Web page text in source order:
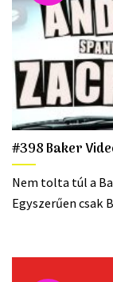
#398 Baker
Nem tolta túl a
Egyszerűen csak